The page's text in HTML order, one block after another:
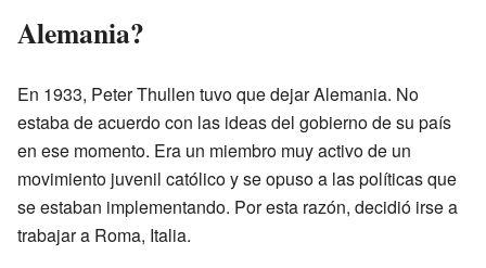
Alemania?
En 1933, Peter Thullen tuvo que dejar Alemania. No
estaba de acuerdo con las ideas del gobierno de su país
en ese momento. Era un miembro muy activo de un
movimiento juvenil católico y se opuso a las políticas que
se estaban implementando. Por esta razón, decidió irse a
trabajar a Roma, Italia.